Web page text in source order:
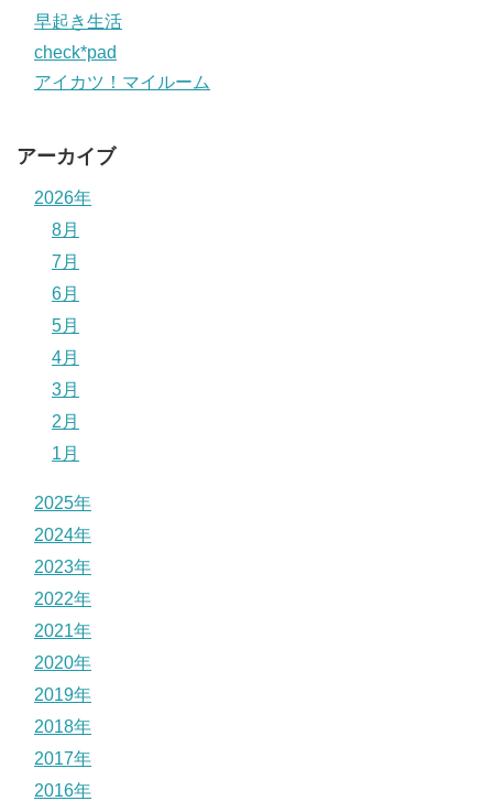
早起き生活
check*pad
アイカツ！マイルーム
アーカイブ
2026年
8月
7月
6月
5月
4月
3月
2月
1月
2025年
2024年
2023年
2022年
2021年
2020年
2019年
2018年
2017年
2016年